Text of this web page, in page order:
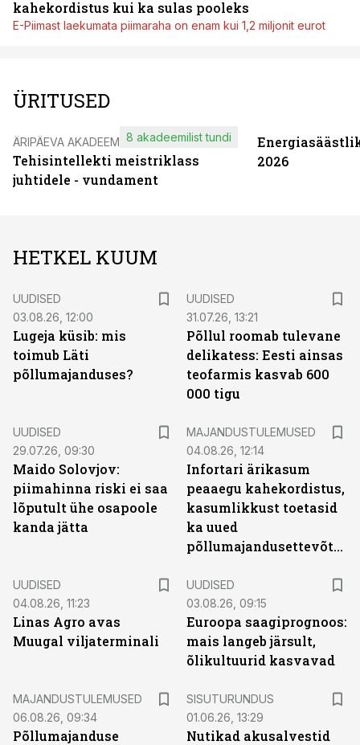
kahekordistus kui ka sulas pooleks
E-Piimast laekumata piimaraha on enam kui 1,2 miljonit eurot
ÜRITUSED
ÄRIPÄEVA AKADEEMIA
Tehisintellekti meistriklass
juhtidele - vundament
8 akadeemilist tundi
2026
HETKEL KUUM
UUDISED
03.08.26, 12:00
Lugeja küsib: mis
toimub Läti
põllumajanduses?
UUDISED
31.07.26, 13:21
Põllul roomab tulevane
delikatess: Eesti ainsas
teofarmis kasvab 600
000 tigu
UUDISED
29.07.26, 09:30
Maido Solovjov:
piimahinna riski ei saa
lõputult ühe osapoole
kanda jätta
MAJANDUSTULEMUSED
04.08.26, 12:14
Infortari ärikasum
peaaegu kahekordistus,
kasumlikkust toetasid
ka uued
põllumajandusettevõtted
UUDISED
04.08.26, 11:23
Linas Agro avas
Muugal viljaterminali
UUDISED
03.08.26, 09:15
Euroopa saagiprognoos:
mais langeb järsult,
õlikultuurid kasvavad
MAJANDUSTULEMUSED
06.08.26, 09:34
Põllumajanduse
SISUTURUNDUS
01.06.26, 13:29
Nutikad akusalvestid